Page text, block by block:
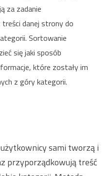
za zadanie
danej strony do
Sortowanie
się jaki sposób
które zostały im
z góry kategorii.
sami tworzą i
przyporządkowują treść